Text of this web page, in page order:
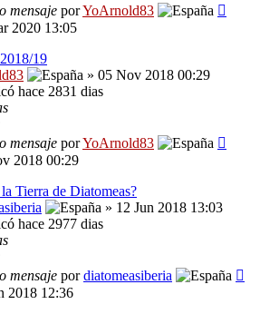
mensaje porYoArnold83
2020 13:05
19
» 05 Nov 2018 00:29
hace 2831 dias
mensaje porYoArnold83
2018 00:29
Tierra de Diatomeas?
» 12 Jun 2018 13:03
hace 2977 dias
mensaje pordiatomeasiberia
2018 12:36